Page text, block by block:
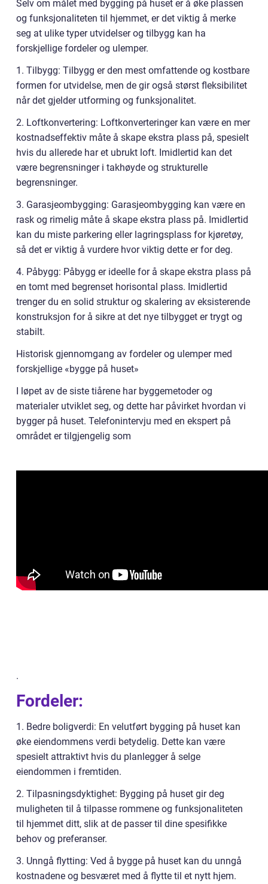
Selv om målet med bygging på huset er å øke plassen
og funksjonaliteten til hjemmet, er det viktig å merke
seg at ulike typer utvidelser og tilbygg kan ha
forskjellige fordeler og ulemper.
1. Tilbygg: Tilbygg er den mest omfattende og kostbare
formen for utvidelse, men de gir også størst fleksibilitet
når det gjelder utforming og funksjonalitet.
2. Loftkonvertering: Loftkonverteringer kan være en mer
kostnadseffektiv måte å skape ekstra plass på, spesielt
hvis du allerede har et ubrukt loft. Imidlertid kan det
være begrensninger i takhøyde og strukturelle
begrensninger.
3. Garasjeombygging: Garasjeombygging kan være en
rask og rimelig måte å skape ekstra plass på. Imidlertid
kan du miste parkering eller lagringsplass for kjøretøy,
så det er viktig å vurdere hvor viktig dette er for deg.
4. Påbygg: Påbygg er ideelle for å skape ekstra plass på
en tomt med begrenset horisontal plass. Imidlertid
trenger du en solid struktur og skalering av eksisterende
konstruksjon for å sikre at det nye tilbygget er trygt og
stabilt.
Historisk gjennomgang av fordeler og ulemper med
forskjellige «bygge på huset»
I løpet av de siste tiårene har byggemetoder og
materialer utviklet seg, og dette har påvirket hvordan vi
bygger på huset. Telefonintervju med en ekspert på
området er tilgjengelig som
.
Fordeler:
1. Bedre boligverdi: En velutført bygging på huset kan
øke eiendommens verdi betydelig. Dette kan være
spesielt attraktivt hvis du planlegger å selge
eiendommen i fremtiden.
2. Tilpasningsdyktighet: Bygging på huset gir deg
muligheten til å tilpasse rommene og funksjonaliteten
til hjemmet ditt, slik at de passer til dine spesifikke
behov og preferanser.
3. Unngå flytting: Ved å bygge på huset kan du unngå
kostnadene og besværet med å flytte til et nytt hjem.